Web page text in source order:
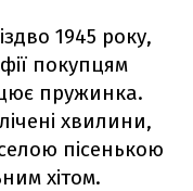
1945 року,
покупцям
пружинка.
хвилини,
пісенькою
хітом.